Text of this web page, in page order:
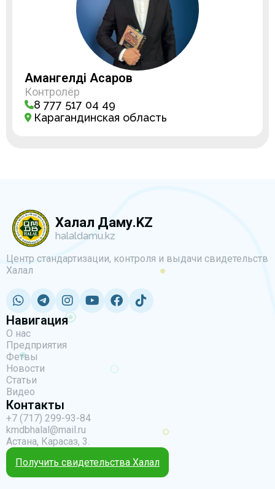
Амангелді Асқаров
Контролёр
8 777 517 04 49
Карагандинская область
Халал Даму.KZ
halaldamu.kz
Центр стандартизации, контроля и выдачи свидетельств
Халал
Навигация
О нас
Предприятия
Фетвы
Новости
Статьи
Видео
Контакты
+7 (717) 299-93-84
kmdbhalal@mail.ru
Астана, Карасаз, 3.
Получить свидетельства Халал